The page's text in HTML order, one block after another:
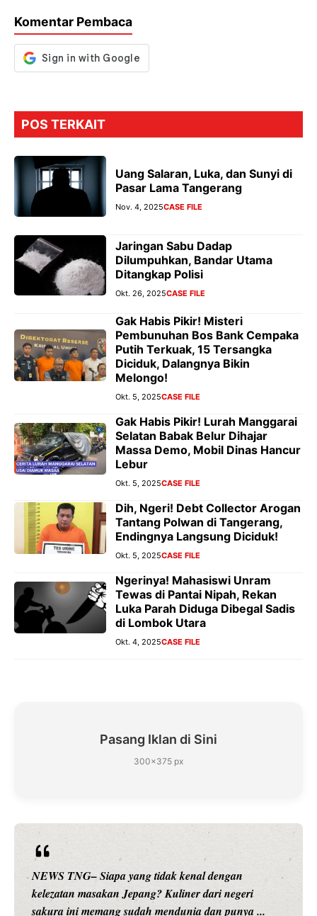
k
p
er
Komentar Pembaca
POS TERKAIT
Uang Salaran, Luka, dan Sunyi di
Pasar Lama Tangerang
Nov. 4, 2025CASE FILE
Jaringan Sabu Dadap
Dilumpuhkan, Bandar Utama
Ditangkap Polisi
Okt. 26, 2025CASE FILE
Gak Habis Pikir! Misteri
Pembunuhan Bos Bank Cempaka
Putih Terkuak, 15 Tersangka
Diciduk, Dalangnya Bikin
Melongo!
Okt. 5, 2025CASE FILE
Gak Habis Pikir! Lurah Manggarai
Selatan Babak Belur Dihajar
Massa Demo, Mobil Dinas Hancur
Lebur
Okt. 5, 2025CASE FILE
Dih, Ngeri! Debt Collector Arogan
Tantang Polwan di Tangerang,
Endingnya Langsung Diciduk!
Okt. 5, 2025CASE FILE
Ngerinya! Mahasiswi Unram
Tewas di Pantai Nipah, Rekan
Luka Parah Diduga Dibegal Sadis
di Lombok Utara
Okt. 4, 2025CASE FILE
Pasang Iklan di Sini
300×375 px
kenal dengan
Kuliner dari negeri
dan punya ...
NEWS TNG– Siapa sangka,
hiburan, Nunung Srimulat
merambah dunia kuliner